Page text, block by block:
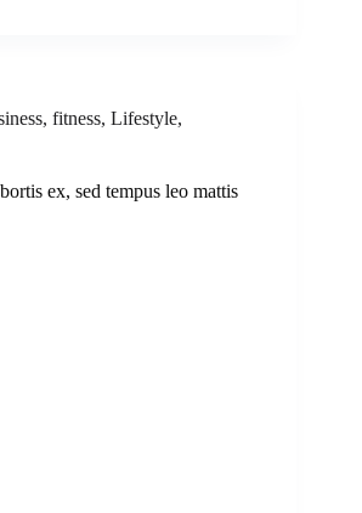
, fitness, Lifestyle,
ex, sed tempus leo mattis